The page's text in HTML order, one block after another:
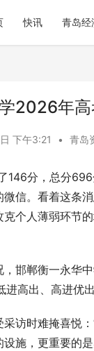
快讯 青岛经
2026年高
下午3:21 • 青岛
146分，总分
微信。看着这条
个人薄弱环节
邯郸衡一永华
进高出、高进优
访时难掩喜悦
施，更重要的